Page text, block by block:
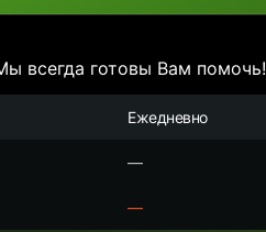
всегда готовы Вам помочь!
Ежедневно
—
—